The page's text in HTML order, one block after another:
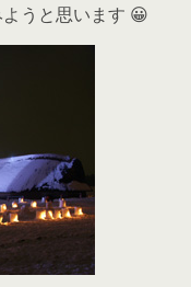
うと思います 😀